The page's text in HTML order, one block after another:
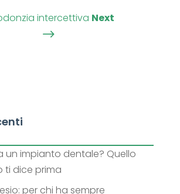
intercettiva Next
$
un impianto dentale? Quello
ti dice prima
per chi ha sempre